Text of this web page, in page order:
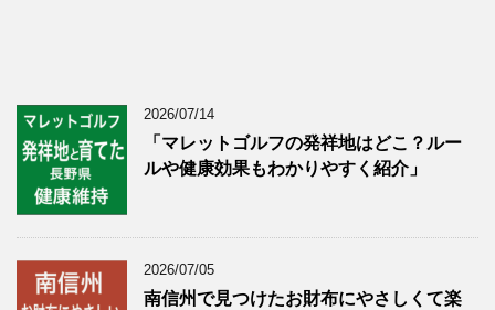
2026/07/14
「マレットゴルフの発祥地はどこ？ルー
ルや健康効果もわかりやすく紹介」
2026/07/05
南信州で見つけたお財布にやさしくて楽